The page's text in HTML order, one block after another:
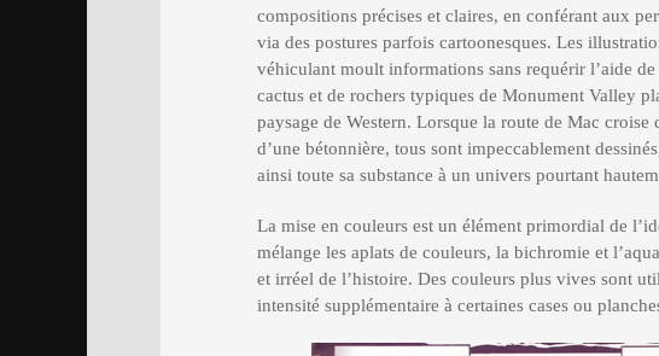
compositions précises et claires, en conférant aux
via des postures parfois cartoonesques. Les
véhiculant moult informations sans requérir l’aide
cactus et de rochers typiques de Monument Valley
paysage de Western. Lorsque la route de Mac
d’une bétonnière, tous sont impeccablement
ainsi toute sa substance à un univers pourtant
La mise en couleurs est un élément primordial de
mélange les aplats de couleurs, la bichromie et
et irréel de l’histoire. Des couleurs plus vives sont
intensité supplémentaire à certaines cases ou